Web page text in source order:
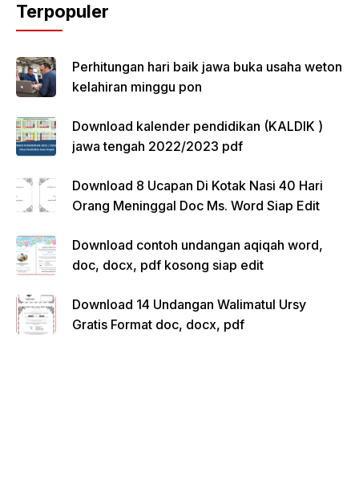
Terpopuler
Perhitungan hari baik jawa buka usaha weton
kelahiran minggu pon
Download kalender pendidikan (KALDIK )
jawa tengah 2022/2023 pdf
Download 8 Ucapan Di Kotak Nasi 40 Hari
Orang Meninggal Doc Ms. Word Siap Edit
Download contoh undangan aqiqah word,
doc, docx, pdf kosong siap edit
Download 14 Undangan Walimatul Ursy
Gratis Format doc, docx, pdf